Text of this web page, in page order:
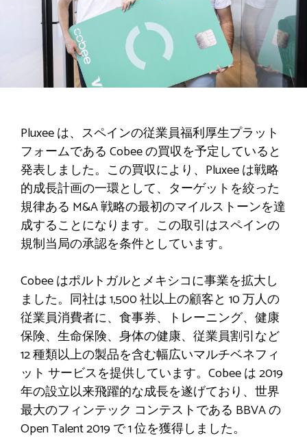
Pluxee は、スペインの従業員福利厚生プラット
フォームである Cobee の買収を予定していると
発表しました。この買収により、Pluxee は戦略
的成長計画の一環として、ターゲットを絞った
規律ある M&A 戦略の最初のマイルストーンを達
成することになります。この取引はスペインの
規制当局の承認を条件としています。
Cobee はポルトガルとメキシコに事業を拡大し
ました。同社は 1,500 社以上の顧客と 10 万人の
従業員消費者に、食事券、トレーニング、健康
保険、生命保険、身体の健康、従業員割引など
12 種類以上の製品を含む幅広いマルチベネフィ
ット サービスを提供しています。Cobee は 2019
年の設立以来飛躍的な成長を遂げており、世界
最大のフィンテック コンテストである BBVA の
Open Talent 2019 で 1 位を獲得しました。